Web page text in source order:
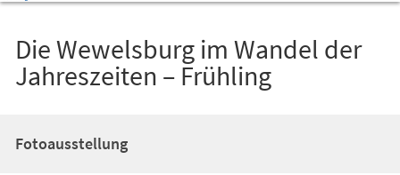
Die Wewelsburg im Wandel der
Jahreszeiten – Frühling
Fotoausstellung